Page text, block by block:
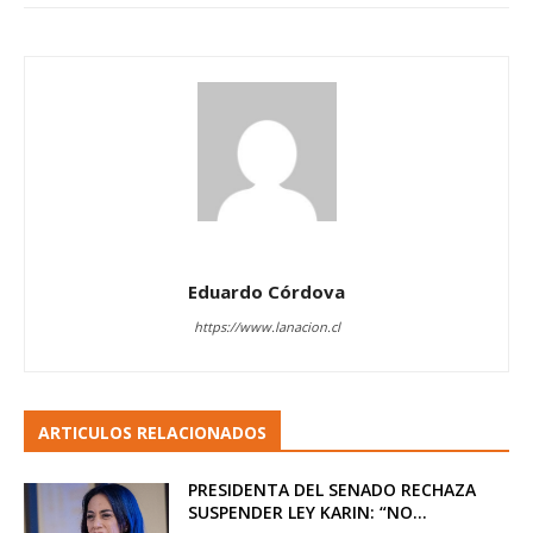
Eduardo Córdova
https://www.lanacion.cl
ARTICULOS RELACIONADOS
PRESIDENTA DEL SENADO RECHAZA
SUSPENDER LEY KARIN: “NO...